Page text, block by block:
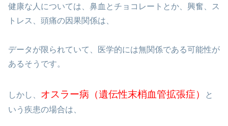
健康な人については、鼻血とチョコレートとか、興奮、ス
トレス、頭痛の因果関係は、
データが限られていて、医学的には無関係である可能性が
あるそうです。
しかし、 オスラー病（遺伝性末梢血管拡張症）
と
いう疾患の場合は、